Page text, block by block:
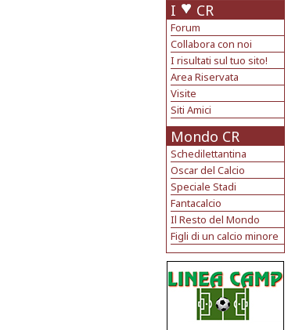
I CR
Forum
Collabora con noi
I risultati sul tuo sito!
Area Riservata
Visite
Siti Amici
Mondo CR
Schedilettantina
Oscar del Calcio
Speciale Stadi
Fantacalcio
Il Resto del Mondo
Figli di un calcio minore